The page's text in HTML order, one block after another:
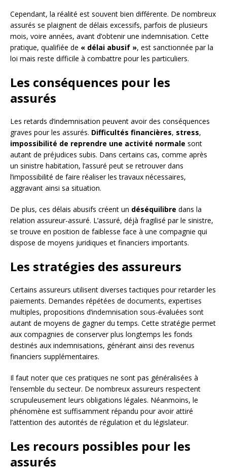
Cependant, la réalité est souvent bien différente. De nombreux
assurés se plaignent de délais excessifs, parfois de plusieurs
mois, voire années, avant d’obtenir une indemnisation. Cette
pratique, qualifiée de « délai abusif », est sanctionnée par la
loi mais reste difficile à combattre pour les particuliers.
Les conséquences pour les
assurés
Les retards d’indemnisation peuvent avoir des conséquences
graves pour les assurés. Difficultés financières, stress,
impossibilité de reprendre une activité normale sont
autant de préjudices subis. Dans certains cas, comme après
un sinistre habitation, l’assuré peut se retrouver dans
l’impossibilité de faire réaliser les travaux nécessaires,
aggravant ainsi sa situation.
De plus, ces délais abusifs créent un déséquilibre dans la
relation assureur-assuré. L’assuré, déjà fragilisé par le sinistre,
se trouve en position de faiblesse face à une compagnie qui
dispose de moyens juridiques et financiers importants.
Les stratégies des assureurs
Certains assureurs utilisent diverses tactiques pour retarder les
paiements. Demandes répétées de documents, expertises
multiples, propositions d’indemnisation sous-évaluées sont
autant de moyens de gagner du temps. Cette stratégie permet
aux compagnies de conserver plus longtemps les fonds
destinés aux indemnisations, générant ainsi des revenus
financiers supplémentaires.
Il faut noter que ces pratiques ne sont pas généralisées à
l’ensemble du secteur. De nombreux assureurs respectent
scrupuleusement leurs obligations légales. Néanmoins, le
phénomène est suffisamment répandu pour avoir attiré
l’attention des autorités de régulation et du législateur.
Les recours possibles pour les
assurés